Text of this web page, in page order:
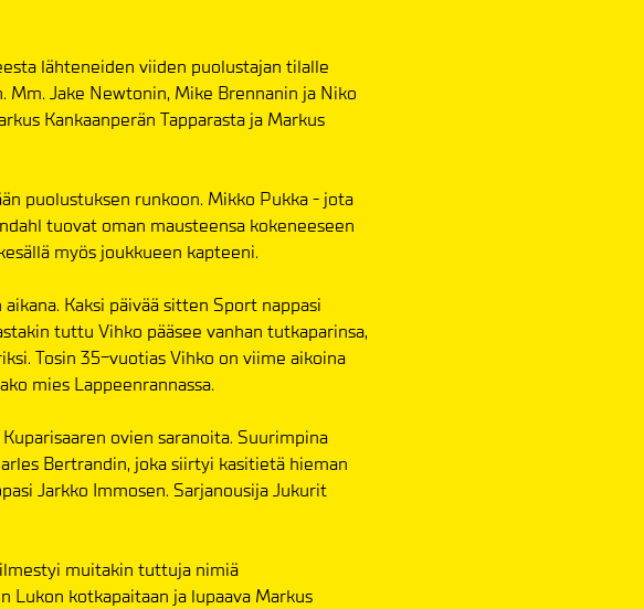
lähteneiden viiden puolustajan tilalle
Jake Newtonin, Mike Brennanin ja Niko
Kankaanperän Tapparasta ja Markus
puolustuksen runkoon. Mikko Pukka - jota
tuovat oman mausteensa kokeneeseen
myös joukkueen kapteeni.
Kaksi päivää sitten Sport nappasi
tuttu Vihko pääsee vanhan tutkaparinsa,
Tosin 35-vuotias Vihko on viime aikoina
mies Lappeenrannassa.
ovien saranoita. Suurimpina
Bertrandin, joka siirtyi kasitietä hieman
Jarkko Immosen. Sarjanousija Jukurit
muitakin tuttuja nimiä
Lukon kotkapaitaan ja lupaava Markus